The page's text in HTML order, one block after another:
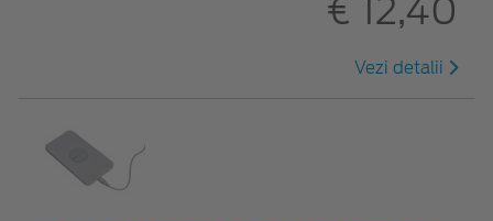
€ 12,40
Vezi detalii